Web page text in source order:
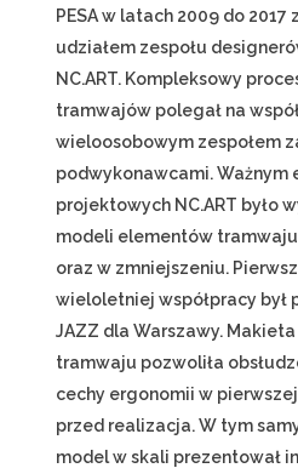
PESA w latach 2009 do
udziałem zespołu
NC.ART. Kompleksowy
tramwajów polegał na
wieloosobowym zespołem
podwykonawcami. Ważnym
projektowych NC.ART było
modeli elementów
oraz w zmniejszeniu.
wieloletniej współpracy był
JAZZ dla Warszawy.
tramwaju pozwoliła
cechy ergonomii w
przed realizacja. W tym
model w skali prezentował